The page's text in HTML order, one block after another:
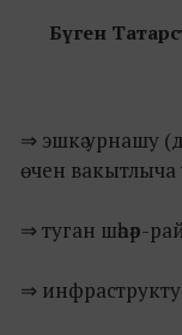
Бүген
⇒ эшкә урнашу
өчен
⇒ туган шәһәр-
⇒